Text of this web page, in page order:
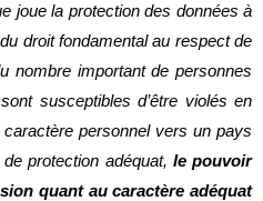
joue la protection des données à
droit fondamental au respect de
nombre important de personnes
susceptibles d’être violés en
personnel vers un pays
protection adéquat, le pouvoir
quant au caractère adéquat